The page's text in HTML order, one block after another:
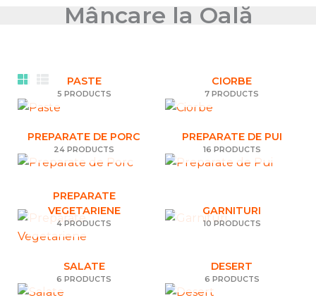
Mâncare la Oală
PASTE
5 PRODUCTS
CIORBE
7 PRODUCTS
PREPARATE DE PORC
24 PRODUCTS
PREPARATE DE PUI
16 PRODUCTS
PREPARATE
VEGETARIENE
4 PRODUCTS
GARNITURI
10 PRODUCTS
SALATE
6 PRODUCTS
DESERT
6 PRODUCTS